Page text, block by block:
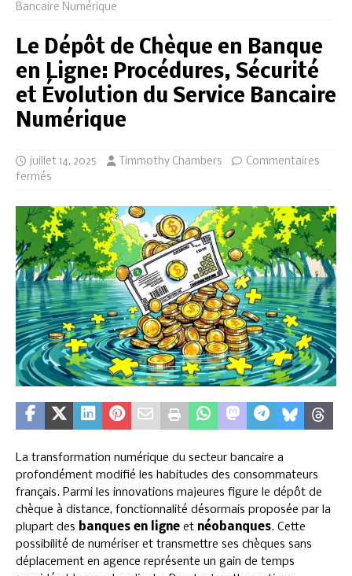
Bancaire Numérique
Le Dépôt de Chèque en Banque
en Ligne: Procédures, Sécurité
et Évolution du Service Bancaire
Numérique
juillet 14, 2025 Timmothy Chambers
Commentaires
fermés
La transformation numérique du secteur bancaire a
profondément modifié les habitudes des consommateurs
français. Parmi les innovations majeures figure le dépôt de
chèque à distance, fonctionnalité désormais proposée par la
plupart des banques en ligne et néobanques. Cette
possibilité de numériser et transmettre ses chèques sans
déplacement en agence représente un gain de temps